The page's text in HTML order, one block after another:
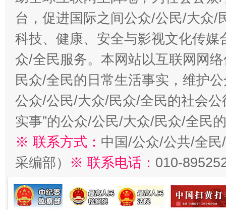
台，促进国际之间公众/公民/大众/
科技、健康、安全与影视文化传
众/全民服务。本网站以互联网网
民众/全民的日常生活事实，维护
公众/公民/大众/民众/全民的社会公
实事”的公众/公民/大众/民众/全民
※ 联系方式： 中国/公众/公共/全
采编部） ※ 联系电话： 010-